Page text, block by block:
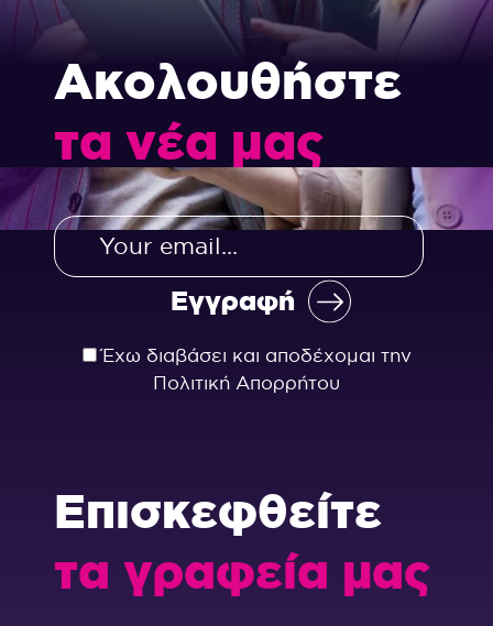
Ακολουθήστε
τα νέα μας
Έχω διαβάσει και αποδέχομαι την
Πολιτική Απορρήτου
Επισκεφθείτε
τα γραφεία μας